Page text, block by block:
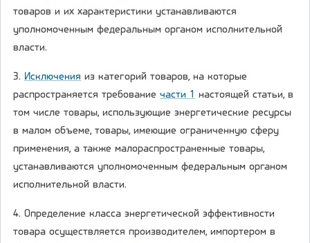
товаров и их характеристики устанавливаются
уполномоченным федеральным органом исполнительной
власти.
3. Исключения из категорий товаров, на которые
распространяется требование части 1 настоящей статьи, в
том числе товары, использующие энергетические ресурсы
в малом объеме, товары, имеющие ограниченную сферу
применения, а также малораспространенные товары,
устанавливаются уполномоченным федеральным органом
исполнительной власти.
4. Определение класса энергетической эффективности
товара осуществляется производителем, импортером в